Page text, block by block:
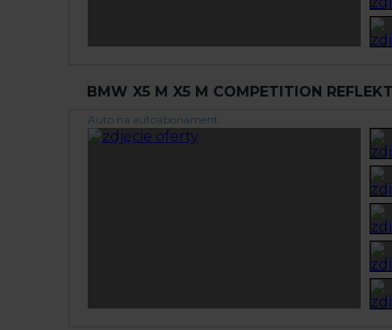
BMW X5 M X5 M COMPETITION
Auto na autoabonament